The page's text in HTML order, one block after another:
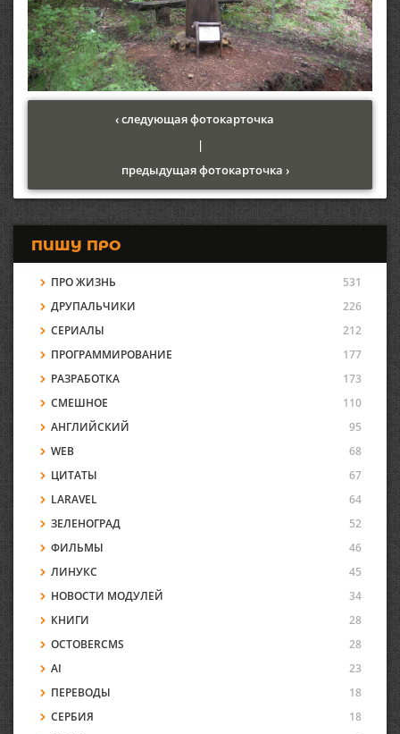
‹ следующая фотокарточка
|
предыдущая фотокарточка ›
ПИШУ ПРО
ПРО ЖИЗНЬ
531
ДРУПАЛЬЧИКИ
226
СЕРИАЛЫ
212
ПРОГРАММИРОВАНИЕ
177
РАЗРАБОТКА
173
СМЕШНОЕ
110
АНГЛИЙСКИЙ
95
WEB
68
ЦИТАТЫ
67
LARAVEL
64
ЗЕЛЕНОГРАД
52
ФИЛЬМЫ
46
ЛИНУКС
45
НОВОСТИ МОДУЛЕЙ
34
КНИГИ
28
OCTOBERCMS
28
AI
23
ПЕРЕВОДЫ
18
СЕРБИЯ
18